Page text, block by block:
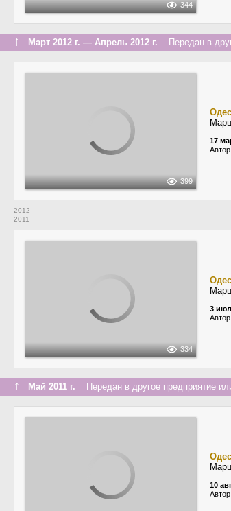
344
↑ Март 2012 г. — Апрель 2012 г. Передан в
399
17
Автор:
2012
2011
334
3
Автор:
↑ Май 2011 г. Передан в другое предприятие
10
Автор: